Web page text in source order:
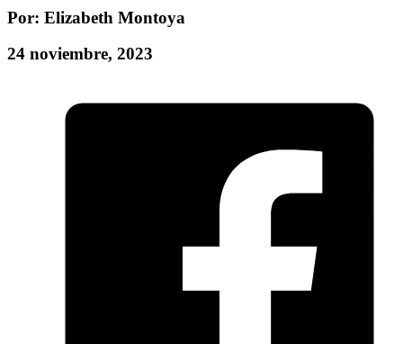
Por: Elizabeth Montoya
24 noviembre, 2023